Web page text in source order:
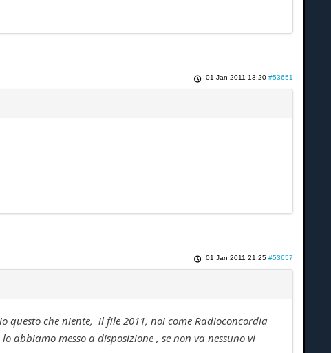
01 Jan 2011 13:20 #53651
01 Jan 2011 21:25 #53657
questo che niente, il file 2011, noi come Radioconcordia
abbiamo messo a disposizione , se non va nessuno vi